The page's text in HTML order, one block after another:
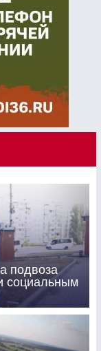
подвоза
социальным